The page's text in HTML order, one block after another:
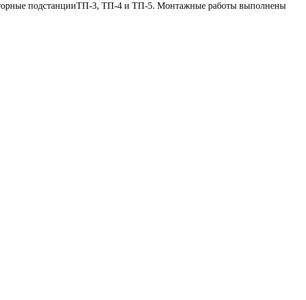
подстанцииТП-3, ТП-4 и ТП-5. Монтажные работы выполнены